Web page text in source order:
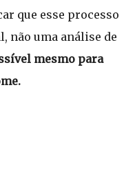
que esse processo
não uma análise de
mesmo para